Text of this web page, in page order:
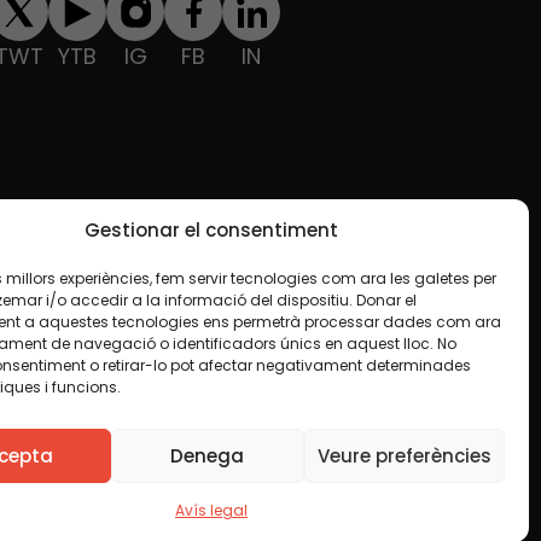
Gestionar el consentiment
millors experiències, fem servir tecnologies com ara les galetes per
i/o accedir a la informació del dispositiu. Donar el
a aquestes tecnologies ens permetrà processar dades com ara
de navegació o identificadors únics en aquest lloc. No
o retirar-lo pot afectar negativament determinades
i funcions.
Denega Veure preferències
Avís legal
YTB IG FB IN
algun material indiquem el contrari. Us animem
inclosa la comercial. Només us demanem que